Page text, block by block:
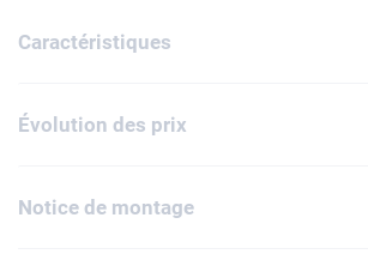
Caractéristiques
Évolution des prix
Notice de montage